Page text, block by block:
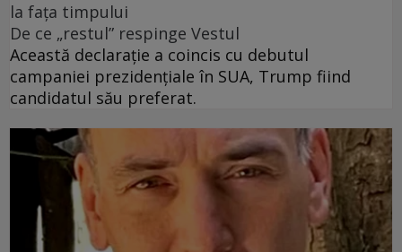
la fața timpului
De ce „restul” respinge Vestul
Această declarație a coincis cu debutul
campaniei prezidențiale în SUA, Trump fiind
candidatul său preferat.